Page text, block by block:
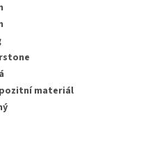
materiál